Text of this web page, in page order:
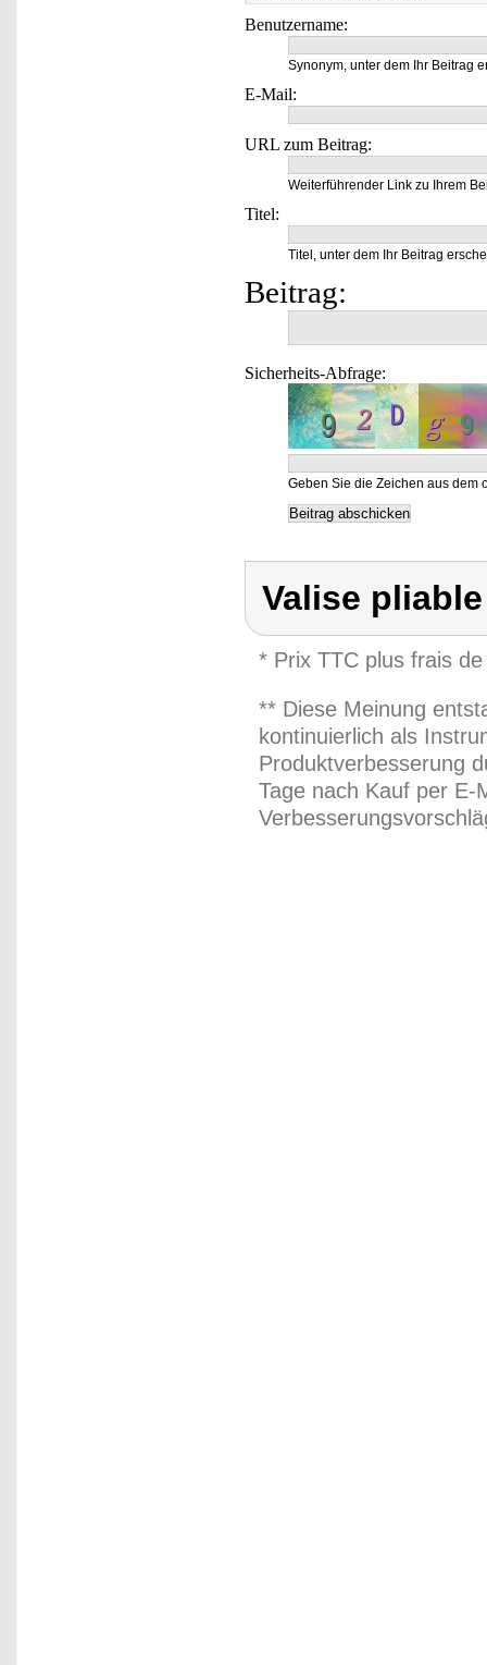
Benutzername:
Synonym, unter dem Ihr Beitrag
E-Mail:
URL zum Beitrag:
Weiterführender Link zu Ihrem
Titel:
Titel, unter dem Ihr Beitrag
Beitrag:
Sicherheits-Abfrage:
Geben Sie die Zeichen aus dem
Valise
* Prix TTC plus frais
** Diese Meinung
kontinuierlich als
Produktverbesserung
Tage nach Kauf per E-